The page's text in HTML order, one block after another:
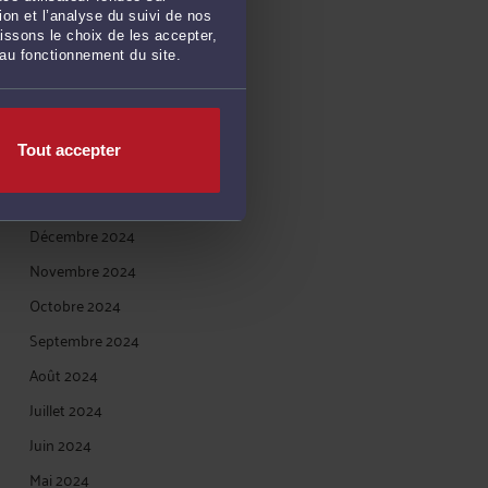
et l’analyse du suivi de nos
le choix de les accepter,
fonctionnement du site.
Tout accepter
Juin 2025
Mai 2025
Avril 2025
Février 2025
Janvier 2025
Décembre 2024
Novembre 2024
Octobre 2024
Septembre 2024
Août 2024
Juillet 2024
Juin 2024
Mai 2024